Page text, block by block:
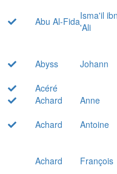
Abu Al-FidaIsma'il
'Ali
Abyss
Johann
Acéré
Achard
Anne
Achard
Antoine
Achard
François